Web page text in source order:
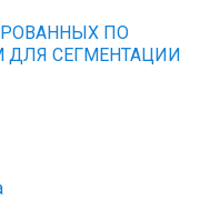
ПО
ДЛЯ СЕГМЕНТАЦИИ